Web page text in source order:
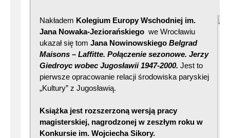
Nakładem Kolegium Europy Wschodniej im.
Jana Nowaka-Jeziorańskiego we Wrocławiu
ukazał się tom Jana Nowinowskiego Belgrad
Maisons – Laffitte. Połączenie sezonowe. Jerzy
Giedroyc wobec Jugosławii 1947-2000. Jest to
pierwsze opracowanie relacji środowiska paryskiej
„Kultury” z Jugosławią.
Książka jest rozszerzoną wersją pracy
magisterskiej, nagrodzonej w zeszłym roku w
Konkursie im. Wojciecha Sikory.